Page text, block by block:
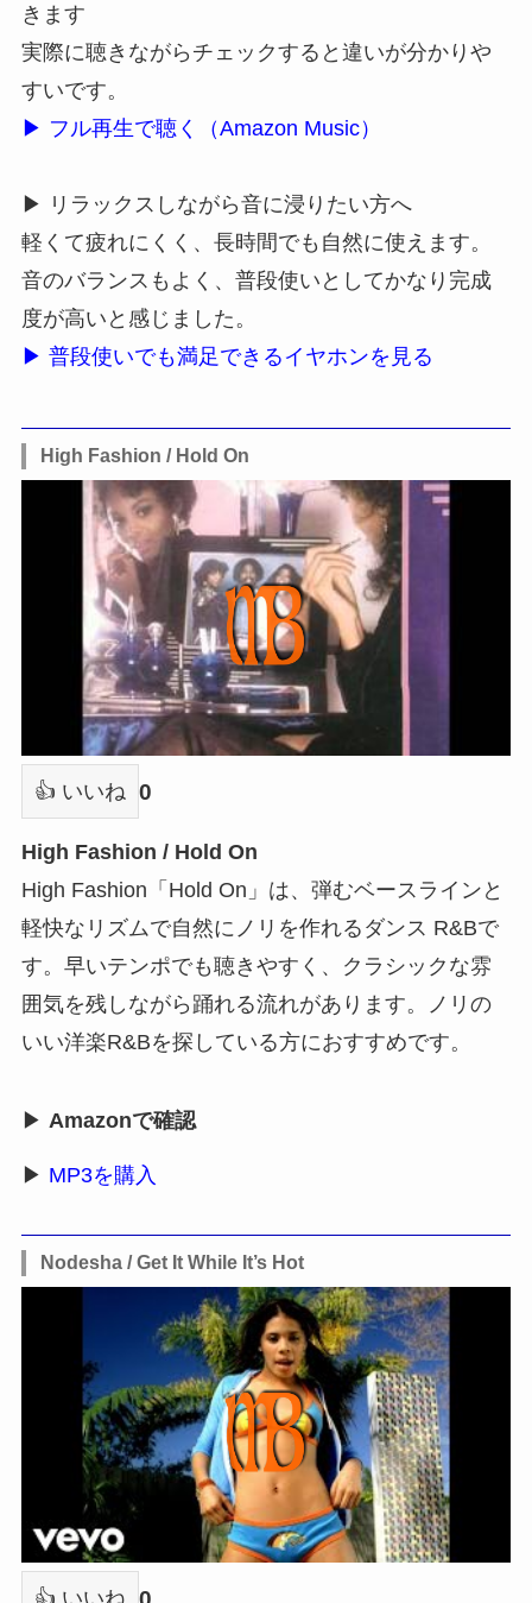
きます
実際に聴きながらチェックすると違いが分かりや
すいです。
▶ フル再生で聴く（Amazon Music）
▶ リラックスしながら音に浸りたい方へ
軽くて疲れにくく、長時間でも自然に使えます。
音のバランスもよく、普段使いとしてかなり完成
度が高いと感じました。
▶ 普段使いでも満足できるイヤホンを見る
High Fashion / Hold On
👍 いいね 0
High Fashion / Hold On
High Fashion「Hold On」は、弾むベースラインと
軽快なリズムで自然にノリを作れるダンス R&Bで
す。早いテンポでも聴きやすく、クラシックな雰
囲気を残しながら踊れる流れがあります。ノリの
いい洋楽R&Bを探している方におすすめです。
▶ Amazonで確認
▶ MP3を購入
Nodesha / Get It While It’s Hot